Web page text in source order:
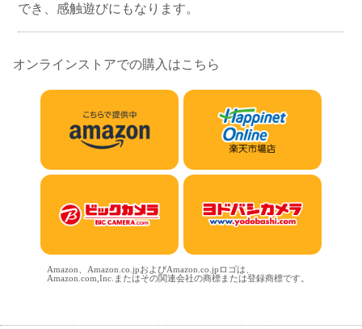
でき、感触遊びにもなります。
オンラインストアでの購入はこちら
Amazon、Amazon.co.jpおよびAmazon.co.jpロゴは、
Amazon.com,Inc.またはその関連会社の商標または登録商標です。